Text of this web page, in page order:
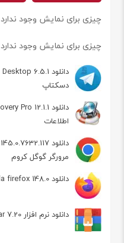
چیزی برای نمایش وجود ندارد
چیزی برای نمایش وجود ندارد
دسکتاپ
اطلاعات
مرورگر گوگل کروم
دانلود mozilla firefox 148.0 مرورگر موزیلا فایرفاکس
دانلود نرم افزار winrar 7.20 وین رار